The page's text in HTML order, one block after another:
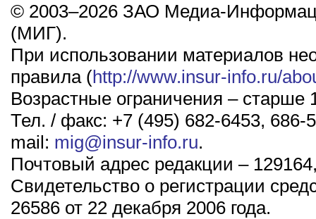
© 2003–2026 ЗАО Медиа-
(МИГ).
При использовании материалов
правила (http://www.insur-info.ru/
Возрастные ограничения – старше
Тел. / факс: +7 (495) 682-6453, 686-
mail: mig@insur-info.ru.
Почтовый адрес редакции –
Свидетельство о регистрации
26586 от 22 декабря 2006 года.